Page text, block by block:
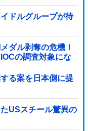
ドルグループが待
ダル剥奪の危機！
の調査対象にな
る案を日本側に提
USスチール驚異の